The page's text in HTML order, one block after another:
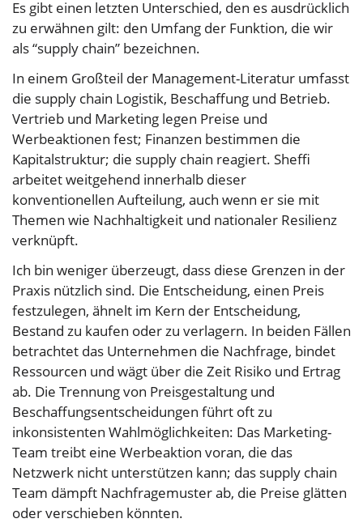
Es gibt einen letzten Unterschied, den es ausdrücklich
zu erwähnen gilt: den Umfang der Funktion, die wir
als “supply chain” bezeichnen.
In einem Großteil der Management-Literatur umfasst
die supply chain Logistik, Beschaffung und Betrieb.
Vertrieb und Marketing legen Preise und
Werbeaktionen fest; Finanzen bestimmen die
Kapitalstruktur; die supply chain reagiert. Sheffi
arbeitet weitgehend innerhalb dieser
konventionellen Aufteilung, auch wenn er sie mit
Themen wie Nachhaltigkeit und nationaler Resilienz
verknüpft.
Ich bin weniger überzeugt, dass diese Grenzen in der
Praxis nützlich sind. Die Entscheidung, einen Preis
festzulegen, ähnelt im Kern der Entscheidung,
Bestand zu kaufen oder zu verlagern. In beiden Fällen
betrachtet das Unternehmen die Nachfrage, bindet
Ressourcen und wägt über die Zeit Risiko und Ertrag
ab. Die Trennung von Preisgestaltung und
Beschaffungsentscheidungen führt oft zu
inkonsistenten Wahlmöglichkeiten: Das Marketing-
Team treibt eine Werbeaktion voran, die das
Netzwerk nicht unterstützen kann; das supply chain
Team dämpft Nachfragemuster ab, die Preise glätten
oder verschieben könnten.